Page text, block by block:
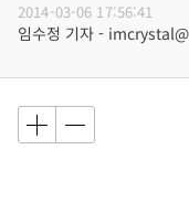
2014-03-06 17:56:41
임수정 기자 -